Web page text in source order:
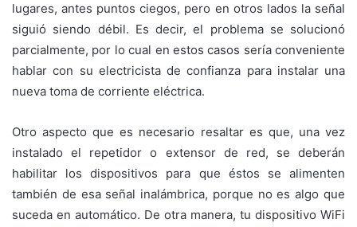
lugares, antes puntos ciegos, pero en otros lados la señal
siguió siendo débil. Es decir, el problema se solucionó
parcialmente, por lo cual en estos casos sería conveniente
hablar con su electricista de confianza para instalar una
nueva toma de corriente eléctrica.
Otro aspecto que es necesario resaltar es que, una vez
instalado el repetidor o extensor de red, se deberán
habilitar los dispositivos para que éstos se alimenten
también de esa señal inalámbrica, porque no es algo que
suceda en automático. De otra manera, tu dispositivo WiFi